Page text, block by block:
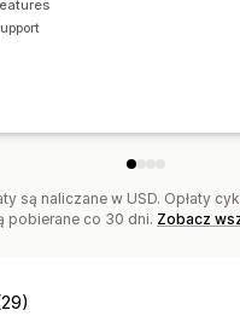
Generowanie treści
Lokalizacja
i reguły
Geolokalizacja
API i elementy
są naliczane w USD. Opłaty
pobierane co 30 dni. Zobacz